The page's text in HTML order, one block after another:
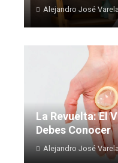
Alejandro José Varela
La Revuelta: El
Debes Conocer
Alejandro José Varela